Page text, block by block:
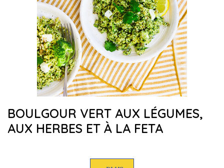
BOULGOUR VERT AUX LÉGUMES,
AUX HERBES ET À LA FETA